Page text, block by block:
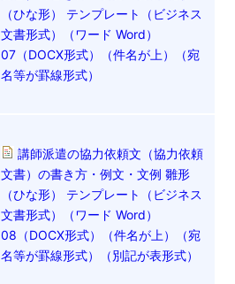
（ひな形） テンプレート（ビジネス
文書形式）（ワード Word）
07（DOCX形式）（件名が上）（宛
名等が罫線形式）
講師派遣の協力依頼文（協力依頼
文書）の書き方・例文・文例 雛形
（ひな形） テンプレート（ビジネス
文書形式）（ワード Word）
08（DOCX形式）（件名が上）（宛
名等が罫線形式）（別記が表形式）